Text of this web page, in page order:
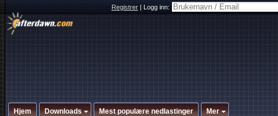
Registrer|Logg inn:
Hjem Downloads Mest populære nedlastinger Mer